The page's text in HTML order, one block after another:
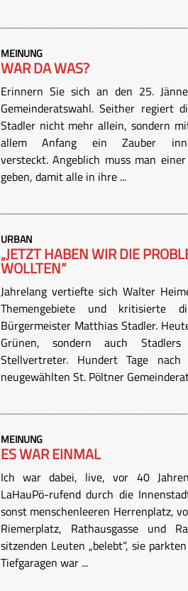
MEINUNG
WAR DA WAS?
Erinnern Sie sich an den 25.
Gemeinderatswahl. Seither regiert
Stadler nicht mehr allein, sondern
allem Anfang ein Zauber
versteckt. Angeblich muss man
geben, damit alle in ihre ...
URBAN
„JETZT HABEN WIR DIE
WOLLTEN“
Jahrelang vertiefte sich Walter
Themengebiete und kritisierte
Bürgermeister Matthias Stadler.
Grünen, sondern auch
Stellvertreter. Hundert Tage
neugewählten St. Pöltner
MEINUNG
ES WAR EINMAL
Ich war dabei, live, vor 40
LaHauPö-rufend durch die
sonst menschenleeren Herrenplatz,
Riemerplatz, Rathausgasse und
sitzenden Leuten „belebt“, sie
Tiefgaragen war ...